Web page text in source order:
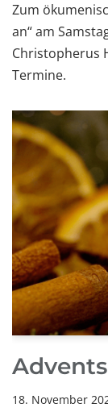
Zum
an“ am
Christopherus
Termine.
18. November